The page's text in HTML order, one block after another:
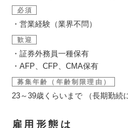
必須
・営業経験（業界不問）
歓迎
・証券外務員一種保有
・AFP、CFP、CMA保有
募集年齢（年齢制限理由）
23～39歳くらいまで （長期勤続
雇用形態は